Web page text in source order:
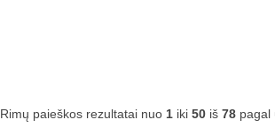
Rimų paieškos rezultatai nuo 1 iki50 iš78 pagal